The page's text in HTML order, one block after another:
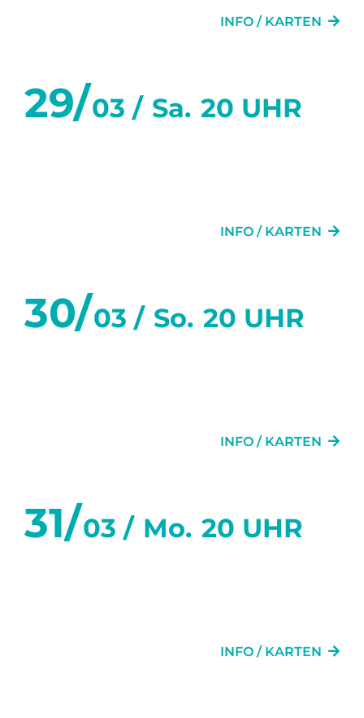
INFO / KARTEN
29/03 / Sa. 20 UHR
INFO / KARTEN
30/03 / So. 20 UHR
INFO / KARTEN
31/03 / Mo. 20 UHR
INFO / KARTEN